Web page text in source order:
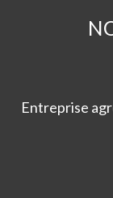
Entreprise